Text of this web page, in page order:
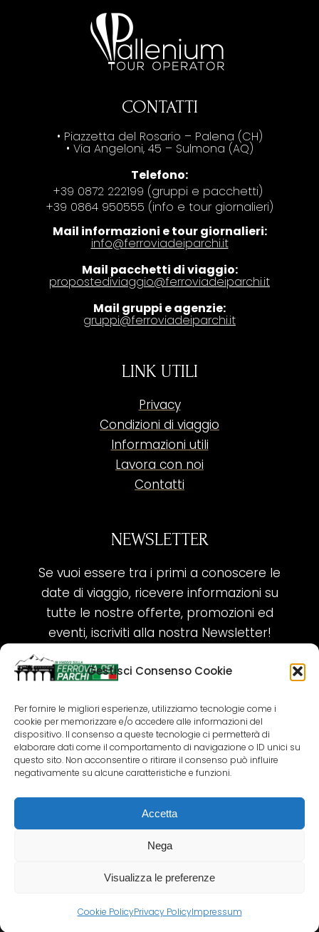
Gestisci Consenso Cookie
Per fornire le migliori esperienze, utilizziamo tecnologie come i
cookie per memorizzare e/o accedere alle informazioni del
dispositivo. Il consenso a queste tecnologie ci permetterà di
elaborare dati come il comportamento di navigazione o ID unici su
questo sito. Non acconsentire o ritirare il consenso può influire
negativamente su alcune caratteristiche e funzioni.
Accetta
Nega
Visualizza le preferenze
Cookie PolicyPrivacy PolicyImpressum
CONTATTI
• Piazzetta del Rosario – Palena (CH)
• Via Angeloni, 45 – Sulmona (AQ)
Telefono:
+39 0872 222199 (gruppi e pacchetti)
+39 0864 950555 (info e tour giornalieri)
Mail informazioni e tour giornalieri:
info@ferroviadeiparchi.it
Mail pacchetti di viaggio:
propostediviaggio@ferroviadeiparchi.it
Mail gruppi e agenzie:
gruppi@ferroviadeiparchi.it
LINK UTILI
Privacy
Condizioni di viaggio
Informazioni utili
Lavora con noi
Contatti
NEWSLETTER
Se vuoi essere tra i primi a conoscere le
date di viaggio, ricevere informazioni su
tutte le nostre offerte, promozioni ed
eventi, iscriviti alla nostra Newsletter!
ISCRIVITI ORA!
SEGUICI SUI NOSTRI SOCIAL
COPYRIGHT 2018-2025 PALLENIUM TOURISM
SRL
AGENZIA VIAGGI E TOUR OPERATOR – P.IVA: